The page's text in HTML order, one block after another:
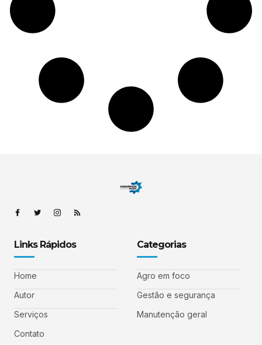
Links Rápidos
Home
Autor
Serviços
Contato
Categorias
Agro em foco
Gestão e segurança
Manutenção geral